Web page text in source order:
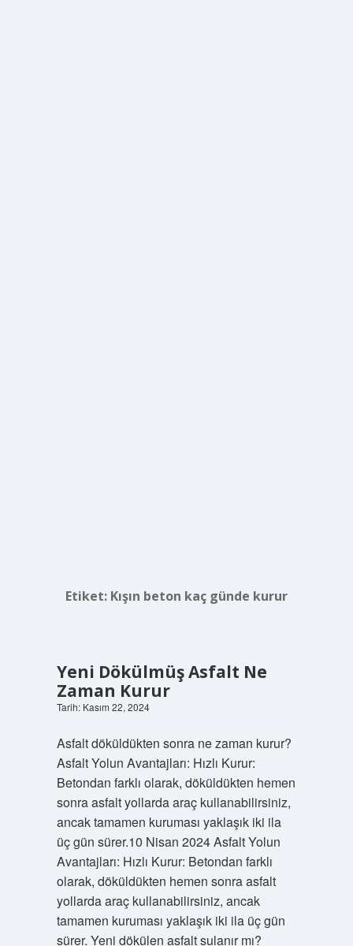
Etiket: Kışın beton kaç günde kurur
Yeni Dökülmüş Asfalt Ne
Zaman Kurur
Tarih: Kasım 22, 2024
Asfalt döküldükten sonra ne zaman kurur?
Asfalt Yolun Avantajları: Hızlı Kurur:
Betondan farklı olarak, döküldükten hemen
sonra asfalt yollarda araç kullanabilirsiniz,
ancak tamamen kuruması yaklaşık iki ila
üç gün sürer.10 Nisan 2024 Asfalt Yolun
Avantajları: Hızlı Kurur: Betondan farklı
olarak, döküldükten hemen sonra asfalt
yollarda araç kullanabilirsiniz, ancak
tamamen kuruması yaklaşık iki ila üç gün
sürer. Yeni dökülen asfalt sulanır mı?